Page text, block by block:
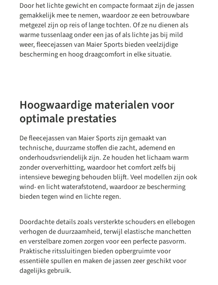
Door het lichte gewicht en compacte formaat zijn de jassen
gemakkelijk mee te nemen, waardoor ze een betrouwbare
metgezel zijn op reis of lange tochten. Of ze nu dienen als
warme tussenlaag onder een jas of als lichte jas bij mild
weer, fleecejassen van Maier Sports bieden veelzijdige
bescherming en hoog draagcomfort in elke situatie.
Hoogwaardige materialen voor
optimale prestaties
De fleecejassen van Maier Sports zijn gemaakt van
technische, duurzame stoffen die zacht, ademend en
onderhoudsvriendelijk zijn. Ze houden het lichaam warm
zonder oververhitting, waardoor het comfort zelfs bij
intensieve beweging behouden blijft. Veel modellen zijn ook
wind- en licht waterafstotend, waardoor ze bescherming
bieden tegen wind en lichte regen.
Doordachte details zoals versterkte schouders en ellebogen
verhogen de duurzaamheid, terwijl elastische manchetten
en verstelbare zomen zorgen voor een perfecte pasvorm.
Praktische ritssluitingen bieden opbergruimte voor
essentiële spullen en maken de jassen zeer geschikt voor
dagelijks gebruik.